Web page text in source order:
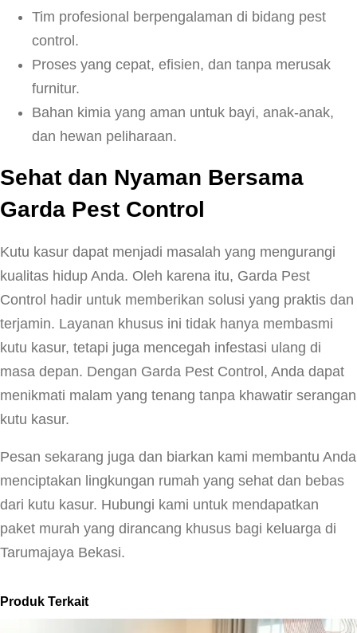
Tim profesional berpengalaman di bidang pest
control.
Proses yang cepat, efisien, dan tanpa merusak
furnitur.
Bahan kimia yang aman untuk bayi, anak-anak,
dan hewan peliharaan.
Sehat dan Nyaman Bersama
Garda Pest Control
Kutu kasur dapat menjadi masalah yang mengurangi
kualitas hidup Anda. Oleh karena itu, Garda Pest
Control hadir untuk memberikan solusi yang praktis dan
terjamin. Layanan khusus ini tidak hanya membasmi
kutu kasur, tetapi juga mencegah infestasi ulang di
masa depan. Dengan Garda Pest Control, Anda dapat
menikmati malam yang tenang tanpa khawatir serangan
kutu kasur.
Pesan sekarang juga dan biarkan kami membantu Anda
menciptakan lingkungan rumah yang sehat dan bebas
dari kutu kasur. Hubungi kami untuk mendapatkan
paket murah yang dirancang khusus bagi keluarga di
Tarumajaya Bekasi.
Produk Terkait